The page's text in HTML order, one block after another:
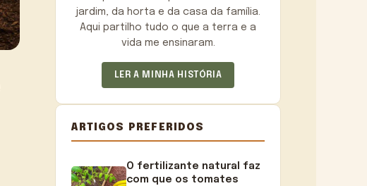
jardim, da horta e da casa da família.
Aqui partilho tudo o que a terra e a
vida me ensinaram.
LER A MINHA HISTÓRIA
ARTIGOS PREFERIDOS
O fertilizante natural faz
com que os tomates